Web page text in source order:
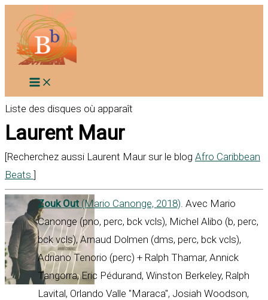
contenu
Liste des disques où apparaît
Laurent Maur
[Recherchez aussi Laurent Maur sur le blog Afro Caribbean
Beats ]
Zouk Out (Mario Canonge, 2018). Avec Mario
Canonge (pno, perc, bck vcls), Michel Alibo (b, perc,
bck vcls), Arnaud Dolmen (dms, perc, bck vcls),
Adriano Tenorio (perc) + Ralph Thamar, Annick
Tangorra, Eric Pédurand, Winston Berkeley, Ralph
Lavital, Orlando Valle "Maraca", Josiah Woodson,